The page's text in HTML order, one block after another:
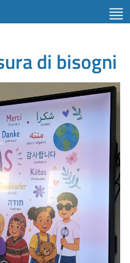
di bisogni